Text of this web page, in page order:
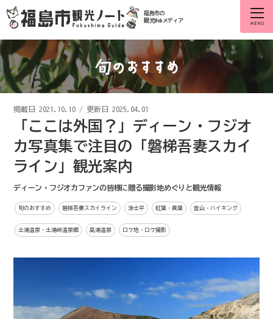
福島市の
観光Webメディア
掲載日 2021.10.10 / 更新日 2025.04.01
「ここは外国？」ディーン・フジオ
カ写真集で注目の「磐梯吾妻スカイ
ライン」観光案内
ディーン・フジオカファンの皆様に贈る撮影地めぐりと観光情報
旬のおすすめ 磐梯吾妻スカイライン 浄土平 紅葉・黄葉 登山・ハイキング
土湯温泉・土湯峠温泉郷 高湯温泉 ロケ地・ロケ撮影